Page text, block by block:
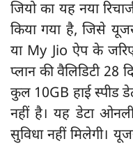
जियो का यह नया
किया गया है, जिसे
या My Jio ऐप के
प्लान की वैलिडिटी 28
कुल 10GB हाई स्पीड
नहीं है। यह डेटा
सुविधा नहीं मिलेगी।